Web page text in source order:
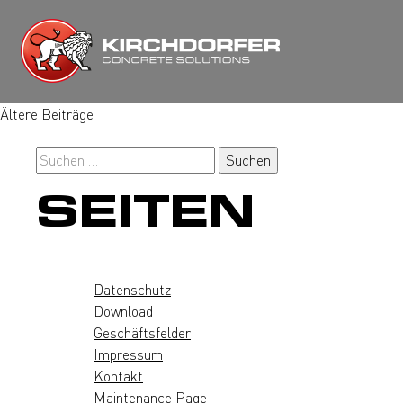
Inhalt
springen
Ältere Beiträge
Suchen
nach:
SEITEN
Datenschutz
Download
Geschäftsfelder
Impressum
Kontakt
Maintenance Page